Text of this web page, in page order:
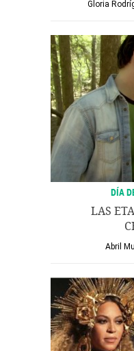
Gloria
DÍA
LAS
Abril